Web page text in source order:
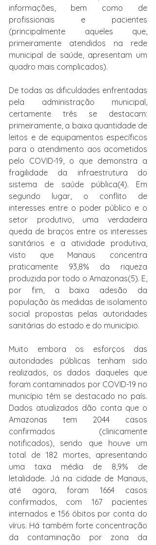
informações, bem como de
profissionais e pacientes
(principalmente aqueles que,
primeiramente atendidos na rede
municipal de saúde, apresentam um
quadro mais complicados).
De todas as dificuldades enfrentadas
pela administração municipal,
certamente três se destacam:
primeiramente, a baixa quantidade de
leitos e de equipamentos específicos
para o atendimento aos acometidos
pelo COVID-19, o que demonstra a
fragilidade da infraestrutura do
sistema de saúde pública(4). Em
segundo lugar, o conflito de
interesses entre o poder público e o
setor produtivo, uma verdadeira
queda de braços entre os interesses
sanitários e a atividade produtiva,
visto que Manaus concentra
praticamente 93,8% da riqueza
produzida por todo o Amazonas(5). E,
por fim, a baixa adesão da
população às medidas de isolamento
social propostas pelas autoridades
sanitárias do estado e do município.
Muito embora os esforços das
autoridades públicas tenham sido
realizados, os dados daqueles que
foram contaminados por COVID-19 no
município têm se destacado no país.
Dados atualizados dão conta que o
Amazonas tem 2044 casos
confirmados (clinicamente
notificados), sendo que houve um
total de 182 mortes, apresentando
uma taxa média de 8,9% de
letalidade. Já na cidade de Manaus,
até agora, foram 1664 casos
confirmados, com 167 pacientes
internados e 156 óbitos por conta do
vírus. Há também forte concentração
da contaminação por zona da